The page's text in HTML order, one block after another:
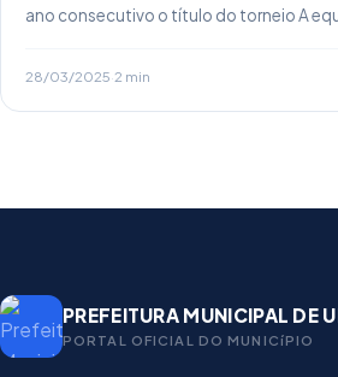
ano consecutivo o título do torneio A
28/03/2025·2 min
PREFEITURA MUNICIPAL DE
PORTAL OFICIAL DO MUNICíPIO